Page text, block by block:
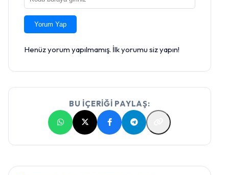
Yorum Yap
Henüz yorum yapılmamış. İlk yorumu siz yapın!
BU İÇERİĞİ PAYLAŞ: